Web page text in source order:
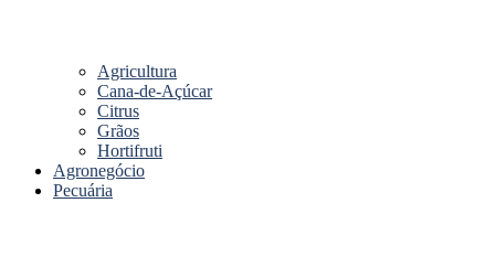
Agricultura
Cana-de-Açúcar
Citrus
Grãos
Hortifruti
Agronegócio
Pecuária